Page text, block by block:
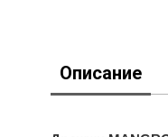
Описание